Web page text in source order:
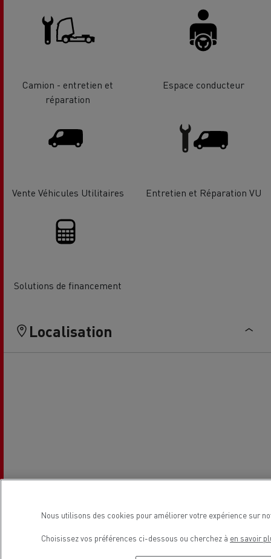
Camion - entretien et
réparation
Espace conducteur
Vente Véhicules Utilitaires Entretien et Réparation VU
Solutions de financement
Localisation
Nous utilisons des cookies pour améliorer votre expérience sur
Choisissez vos préférences ci-dessous ou cherchez à en savoir